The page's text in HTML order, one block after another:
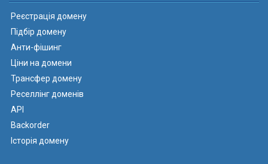
Реєстрація домену
Підбір домену
Анти-фішинг
Ціни на домени
Трансфер домену
Реселлінг доменів
API
Backorder
Історія домену